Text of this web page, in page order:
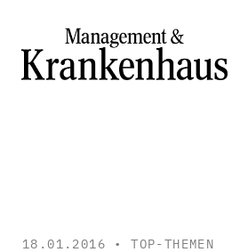
18.01.2016 •TOP-THEMEN